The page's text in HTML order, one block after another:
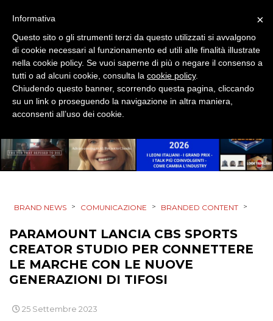
PROMOZIONI
PRODOTTI
PUNTI VENDITA
CSR
STRATEGIE
BRAND NEWS > COMUNICAZIONE > BRANDED CONTENT >
PARAMOUNT LANCIA CBS SPORTS
CREATOR STUDIO PER CONNETTERE
LE MARCHE CON LE NUOVE
GENERAZIONI DI TIFOSI
25 Settembre 2023
×
Informativa
Questo sito o gli strumenti terzi da questo utilizzati si avvalgono
di cookie necessari al funzionamento ed utili alle finalità illustrate
nella cookie policy. Se vuoi saperne di più o negare il consenso a
tutti o ad alcuni cookie, consulta la cookie policy.
Chiudendo questo banner, scorrendo questa pagina, cliccando
su un link o proseguendo la navigazione in altra maniera,
acconsenti all’uso dei cookie.